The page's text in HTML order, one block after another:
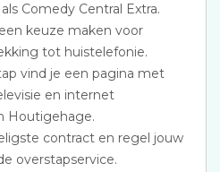
Comedy Central Extra.
keuze maken voor
tot huistelefonie.
vind je een pagina met
en internet
Houtigehage.
contract en regel jouw
overstapservice.